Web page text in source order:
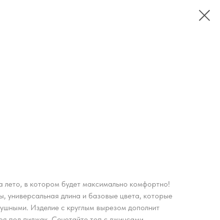
лето, в котором будет максимально комфортно!
универсальная длина и базовые цвета, которые
Изделие с круглым вырезом дополнит